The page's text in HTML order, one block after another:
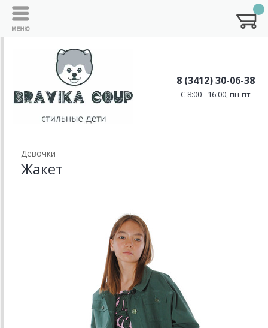
8 (3412) 30-06-38
C 8:00 - 16:00, пн-пт
Девочки
Жакет